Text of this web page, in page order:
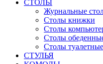
СТОЛЫ
Журнальные
Столы книжки
Столы
Столы
Столы туалетные
СТУЛЬЯ